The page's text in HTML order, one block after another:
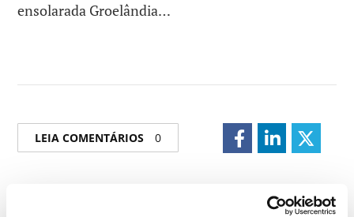
ensolarada Groelândia…
LEIA COMENTÁRIOS 0